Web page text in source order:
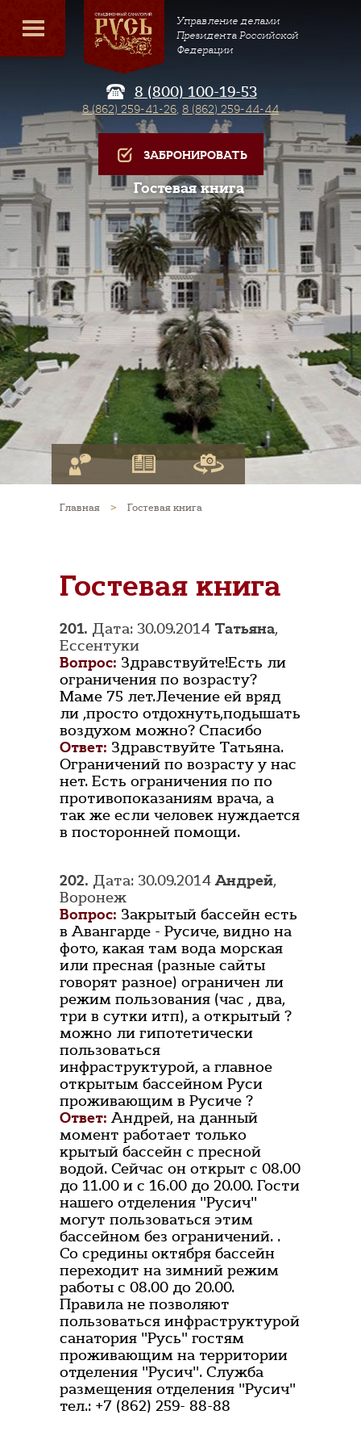
Управление делами
Президента Российской
Федерации
8 (800) 100-19-53
8 (862) 259-41-26, 8 (862) 259-44-44
ЗАБРОНИРОВАТЬ
Гостевая книга
Главная > Гостевая книга
Гостевая книга
201. Дата: 30.09.2014 Татьяна,
Ессентуки
Вопрос: Здравствуйте!Есть ли
ограничения по возрасту?
Маме 75 лет.Лечение ей вряд
ли ,просто отдохнуть,подышать
воздухом можно? Спасибо
Ответ: Здравствуйте Татьяна.
Ограничений по возрасту у нас
нет. Есть ограничения по по
противопоказаниям врача, а
так же если человек нуждается
в посторонней помощи.
202. Дата: 30.09.2014Андрей,
Воронеж
Вопрос: Закрытый бассейн есть
в Авангарде - Русиче, видно на
фото, какая там вода морская
или пресная (разные сайты
говорят разное) ограничен ли
режим пользования (час , два,
три в сутки итп), а открытый ?
можно ли гипотетически
пользоваться
инфраструктурой, а главное
открытым бассейном Руси
проживающим в Русиче ?
Ответ: Андрей, на данный
момент работает только
крытый бассейн с пресной
водой. Сейчас он открыт с 08.00
до 11.00 и с 16.00 до 20.00. Гости
нашего отделения "Русич"
могут пользоваться этим
бассейном без ограничений. .
Со средины октября бассейн
переходит на зимний режим
работы с 08.00 до 20.00.
Правила не позволяют
пользоваться инфраструктурой
санатория "Русь" гостям
проживающим на территории
отделения "Русич". Служба
размещения отделения "Русич"
тел.: +7 (862) 259- 88-88